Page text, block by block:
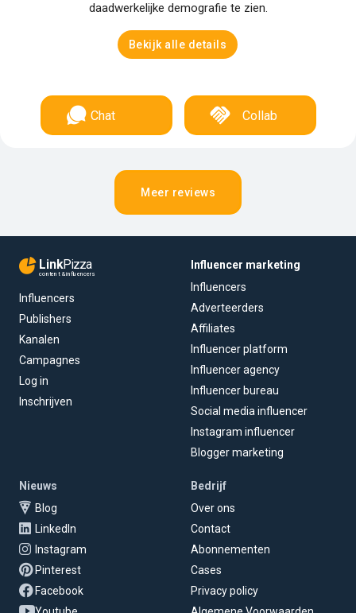
daadwerkelijke demografie te zien.
Bekijk alle details
Chat Collab
Meer reviews
LinkPizza
content & influencers
Influencers
Publishers
Kanalen
Campagnes
Log in
Inschrijven
Influencer marketing
Influencers
Adverteerders
Affiliates
Influencer platform
Influencer agency
Influencer bureau
Social media influencer
Instagram influencer
Blogger marketing
Nieuws
Blog
LinkedIn
Instagram
Pinterest
Facebook
Bedrijf
Over ons
Contact
Abonnementen
Cases
Privacy policy